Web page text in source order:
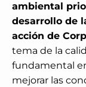
ambiental
desarrollo de
acción de
tema de la
fundamental
mejorar las